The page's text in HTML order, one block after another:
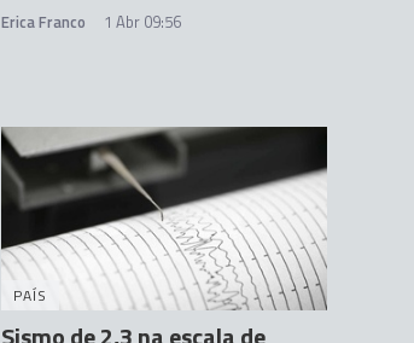
Erica Franco 1 Abr 09:56
PAÍS